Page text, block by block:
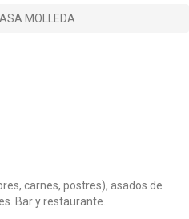
i
MOLLEDA
carnes, postres), asados de
Bar y restaurante.